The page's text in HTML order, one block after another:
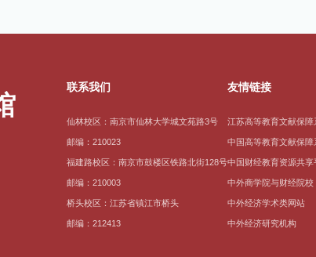
联系我们
仙林校区：南京市仙林大学城文苑路3号
邮编：210023
福建路校区：南京市鼓楼区铁路北街128号
邮编：210003
桥头校区：江苏省镇江市桥头
邮编：212413
友情链接
江苏高等教育文献保障
中国高等教育文献保障
中国财经教育资源共享
中外商学院与财经院校
中外经济学术类网站
中外经济研究机构